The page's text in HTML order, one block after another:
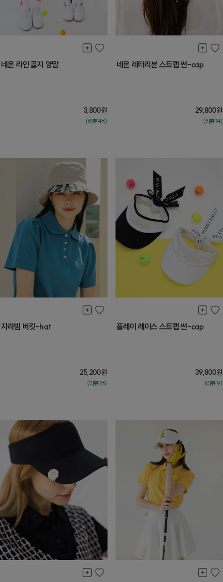
네온 라인 골지 양말
3,800원
(리뷰:48)
네온 레터리본 스트랩 썬-cap
29,800원
(리뷰:14)
자라빔 버킷-hat
25,200원
(리뷰:18)
플레이 레이스 스트랩 썬-cap
39,800원
(리뷰:9)